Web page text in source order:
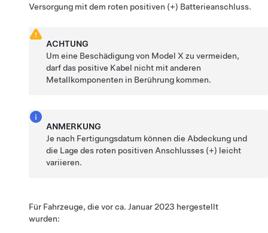
Versorgung mit dem roten positiven (+) Batterieanschluss.
ACHTUNG
Um eine Beschädigung von Model X zu vermeiden,
darf das positive Kabel nicht mit anderen
Metallkomponenten in Berührung kommen.
ANMERKUNG
Je nach Fertigungsdatum können die Abdeckung und
die Lage des roten positiven Anschlusses (+) leicht
variieren.
Für Fahrzeuge, die vor ca. Januar 2023 hergestellt
wurden: